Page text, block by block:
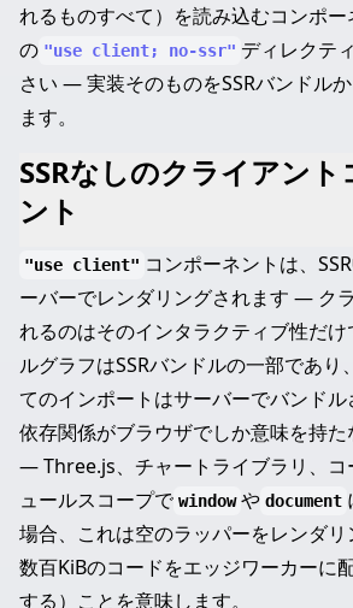
れるものすべて）を読み込むコンポ
の "use client; no-ssr" ディレクテ
さい — 実装そのものをSSRバンドル
ます。
SSRなしのクライアント
ント
"use client" コンポーネントは、
ーバーでレンダリングされます — ク
れるのはそのインタラクティブ性だ
ルグラフはSSRバンドルの一部であり
てのインポートはサーバーでバンドル
依存関係がブラウザでしか意味を持た
— Three.js、チャートライブラリ、コ
ュールスコープで window や document
場合、これは空のラッパーをレンダ
数百KiBのコードをエッジワーカーに
する）ことを意味します。